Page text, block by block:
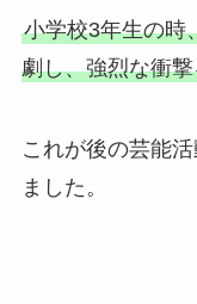
小学校3年生の時
劇し、強烈な衝
これが後の芸能
ました。